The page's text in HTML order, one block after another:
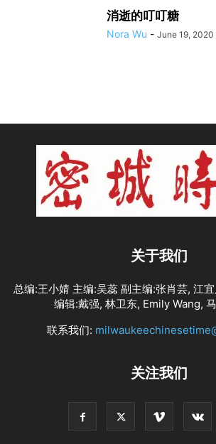
消逝的叮叮糖
Nora Wu - June 19, 2020
关于我们
总编:王小婧 主编:吴蕊 副主编:张肖芸, 江
编辑:戴强, 林卫东, Emily Wang,
联系我们:
关注我们